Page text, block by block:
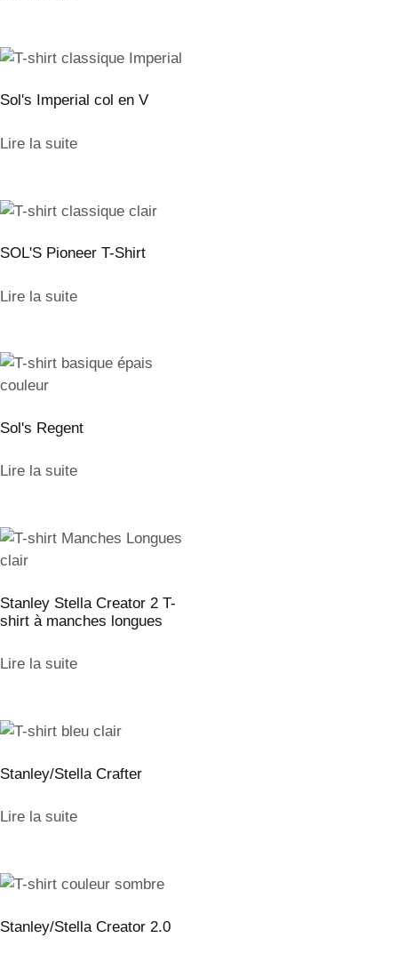
Sol's Imperial col en V
Lire la suite
SOL'S Pioneer T-Shirt
Lire la suite
Sol's Regent
Lire la suite
Stanley Stella Creator 2 T-
shirt à manches longues
Lire la suite
Stanley/Stella Crafter
Lire la suite
Stanley/Stella Creator 2.0